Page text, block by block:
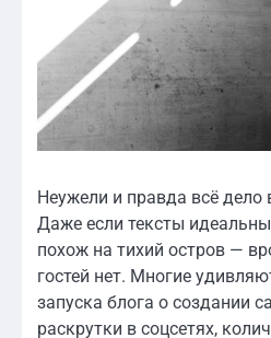
Неужели и правда всё дело
Даже если тексты
похож на тихий остров —
гостей нет. Многие
запуска блога о создании
раскрутки в соцсетях,